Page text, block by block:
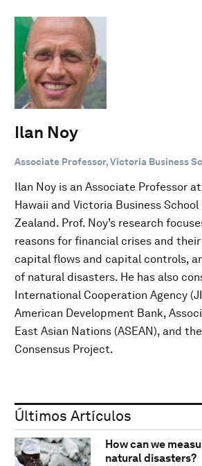
Ilan Noy
Associate Professor, Victoria Business
Ilan Noy is an Associate Professor
Hawaii and Victoria Business
Zealand. Prof. Noy’s research
reasons for financial crises and
capital flows and capital controls,
of natural disasters. He has also
International Cooperation Agency
American Development Bank,
East Asian Nations (ASEAN), and
Consensus Project.
Últimos Artículos
How can we
natural disasters?